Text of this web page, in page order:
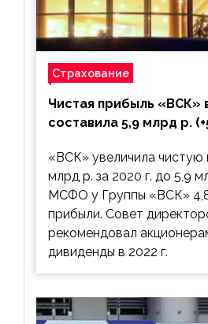
Страхование
Чистая прибыль «ВСК»
составила 5,9 млрд р.
выплачивать
«ВСК» увеличила чистую
млрд р. за 2020 г. до 5,9
МСФО у Группы «ВСК» 4,8
прибыли. Совет
рекомендовал
дивиденды в 2022 г.